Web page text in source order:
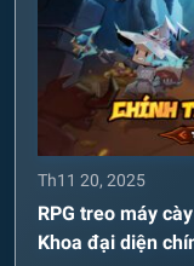
Th11 20, 2025
RPG treo máy
Khoa đại diện